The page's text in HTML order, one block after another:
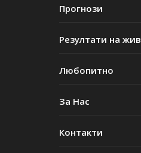
Прогнози
Резултати на
Любопитно
За Нас
Контакти